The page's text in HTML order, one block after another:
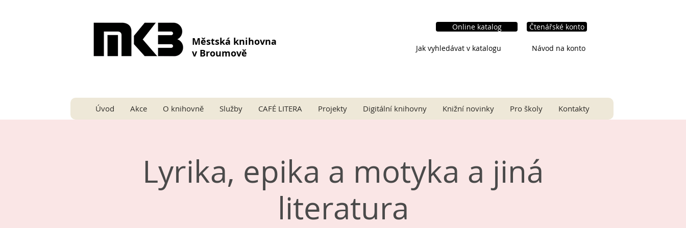
Městská knihovna
v Broumově
Online katalog
Jak vyhledávat v katalogu
Čtenářské konto
Návod na konto
Úvod Akce O knihovně Služby CAFÉ LITERA Projekty Digitální knihovny Knižní novinky Pro školy Kontakty
Lyrika, epika a motyka a jiná
literatura